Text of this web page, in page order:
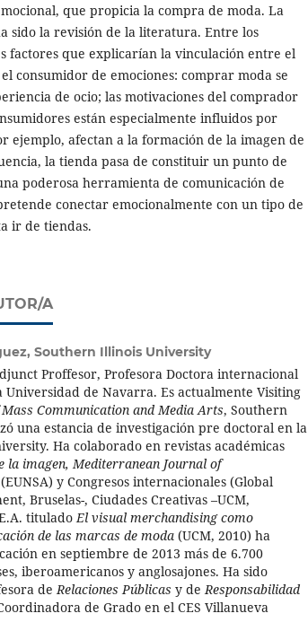
que propicia la compra de moda. La
sido la revisión de la literatura. Entre los
factores que explicarían la vinculación entre el
consumidor de emociones: comprar moda se
de ocio; las motivaciones del comprador
están especialmente influidos por
ejemplo, afectan a la formación de la imagen de
la tienda pasa de constituir un punto de
poderosa herramienta de comunicación de
conectar emocionalmente con un tipo de
ir de tiendas.
A
Southern Illinois University
Proffesor, Profesora Doctora internacional
Universidad de Navarra. Es actualmente Visiting
Mass Communication and Media Arts, Southern
una estancia de investigación pre doctoral en la
Ha colaborado en revistas académicas
la imagen, Mediterranean Journal of
y Congresos internacionales (Global
Bruselas-, Ciudades Creativas –UCM,
tituladoEl visual merchandising como
de las marcas de moda (UCM, 2010) ha
en septiembre de 2013 más de 6.700
iberoamericanos y anglosajones. Ha sido
deRelaciones Públicas y deResponsabilidad
de Grado en el CES Villanueva